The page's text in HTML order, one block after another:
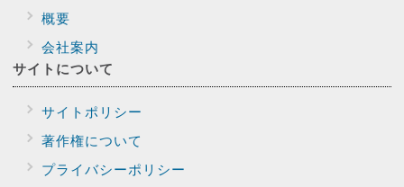
概要
会社案内
サイトについて
サイトポリシー
著作権について
プライバシーポリシー